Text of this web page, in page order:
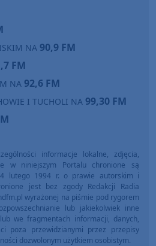
NA 90,9 FM
FM
NA 92,6 FM
I TUCHOLI NA 99,30 FM
informacje lokalne, zdjęcia,
w niniejszym Portalu chronione są
lutego 1994 r. o prawie autorskim i
jest bez zgody Redakcji Radia
wyrażonej na piśmie pod rygorem
lub jakiekolwiek inne
we fragmentach informacji, danych,
poza przewidzianymi przez przepisy
dozwolonym użytkiem osobistym.